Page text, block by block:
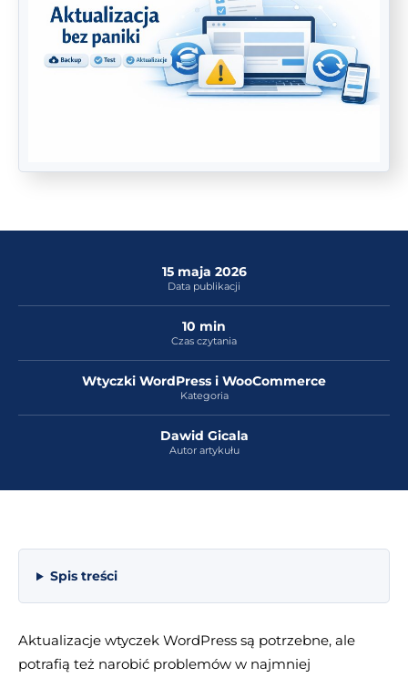
15 maja 2026
Data publikacji
10 min
Czas czytania
Wtyczki WordPress i WooCommerce
Kategoria
Dawid Gicala
Autor artykułu
Spis treści
Aktualizacje wtyczek WordPress są potrzebne, ale
potrafią też narobić problemów w najmniej